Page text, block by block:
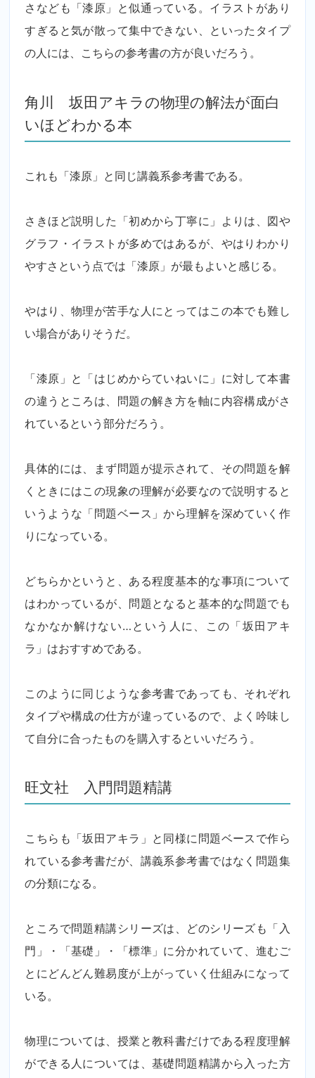
さなども「漆原」と似通っている。イラストがあり
すぎると気が散って集中できない、といったタイプ
の人には、こちらの参考書の方が良いだろう。
角川 坂田アキラの物理の解法が面白
いほどわかる本
これも「漆原」と同じ講義系参考書である。
さきほど説明した「初めから丁寧に」よりは、図や
グラフ・イラストが多めではあるが、やはりわかり
やすさという点では「漆原」が最もよいと感じる。
やはり、物理が苦手な人にとってはこの本でも難し
い場合がありそうだ。
「漆原」と「はじめからていねいに」に対して本書
の違うところは、問題の解き方を軸に内容構成がさ
れているという部分だろう。
具体的には、まず問題が提示されて、その問題を解
くときにはこの現象の理解が必要なので説明すると
いうような「問題ベース」から理解を深めていく作
りになっている。
どちらかというと、ある程度基本的な事項について
はわかっているが、問題となると基本的な問題でも
なかなか解けない…という人に、この「坂田アキ
ラ」はおすすめである。
このように同じような参考書であっても、それぞれ
タイプや構成の仕方が違っているので、よく吟味し
て自分に合ったものを購入するといいだろう。
旺文社 入門問題精講
こちらも「坂田アキラ」と同様に問題ベースで作ら
れている参考書だが、講義系参考書ではなく問題集
の分類になる。
ところで問題精講シリーズは、どのシリーズも「入
門」・「基礎」・「標準」に分かれていて、進むご
とにどんどん難易度が上がっていく仕組みになって
いる。
物理については、授業と教科書だけである程度理解
ができる人については、基礎問題精講から入った方